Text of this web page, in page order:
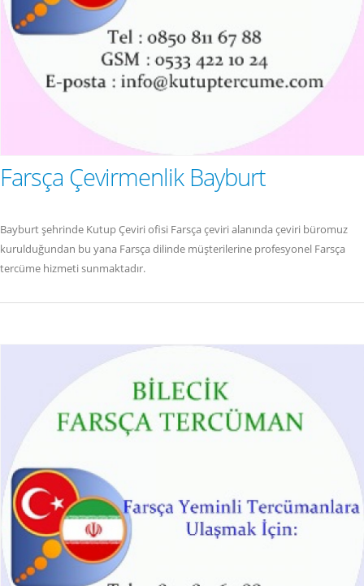
Farsça Çevirmenlik Bayburt
Bayburt şehrinde Kutup Çeviri ofisi Farsça çeviri alanında çeviri büromuz
kurulduğundan bu yana Farsça dilinde müşterilerine profesyonel Farsça
tercüme hizmeti sunmaktadır.